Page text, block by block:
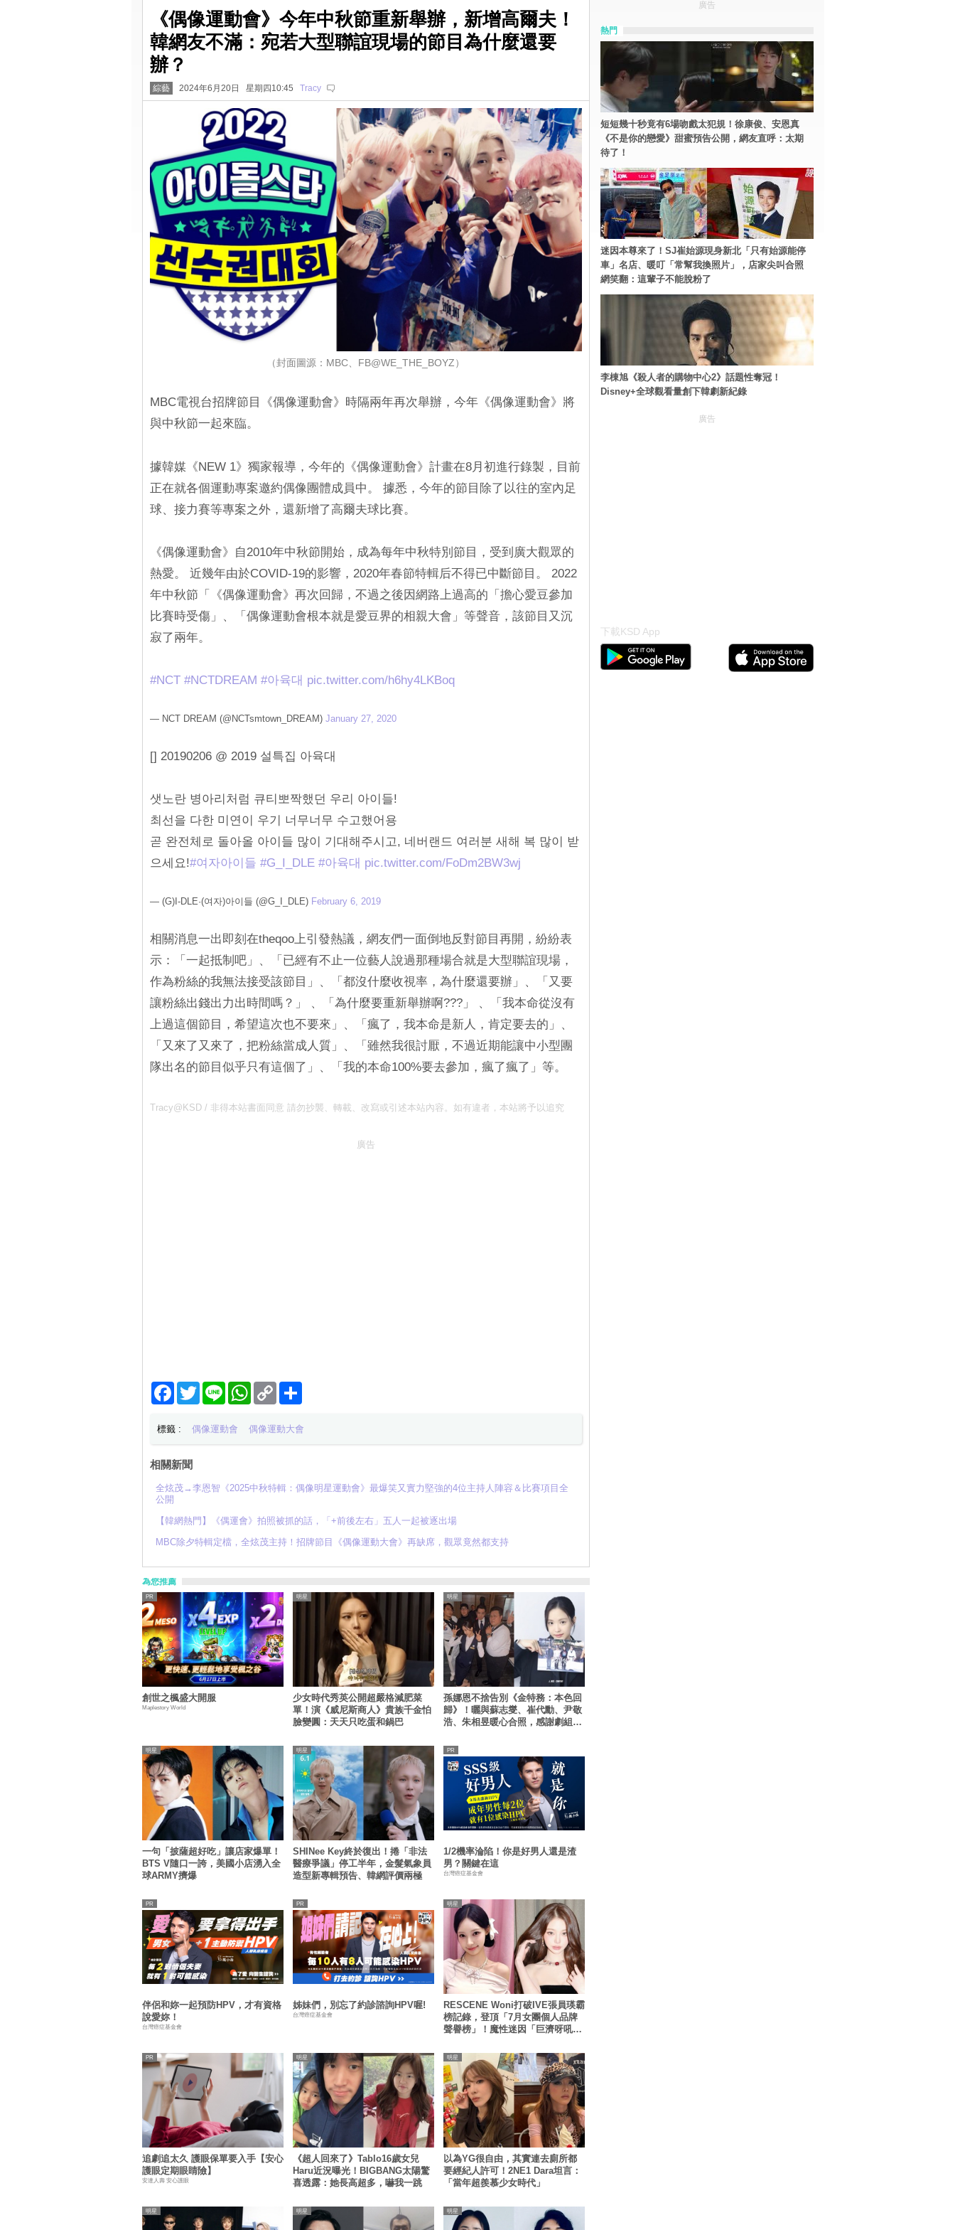
《偶像運動會》今年中秋節重新舉辦，新增高爾夫！
韓網友不滿：宛若大型聯誼現場的節目為什麼還要
辦？
綜藝 2024年6月20日 星期四10:45 Tracy
（封面圖源：MBC、FB@WE_THE_BOYZ）
MBC電視台招牌節目《偶像運動會》時隔兩年再次舉辦，今年《偶像運動會》將
與中秋節一起來臨。
據韓媒《NEW 1》獨家報導，今年的《偶像運動會》計畫在8月初進行錄製，目前
正在就各個運動專案邀約偶像團體成員中。 據悉，今年的節目除了以往的室內足
球、接力賽等專案之外，還新增了高爾夫球比賽。
《偶像運動會》自2010年中秋節開始，成為每年中秋特別節目，受到廣大觀眾的
熱愛。 近幾年由於COVID-19的影響，2020年春節特輯后不得已中斷節目。 2022
年中秋節「《偶像運動會》再次回歸，不過之後因網路上過高的「擔心愛豆參加
比賽時受傷」、「偶像運動會根本就是愛豆界的相親大會」等聲音，該節目又沉
寂了兩年。
#NCT #NCTDREAM #아육대 pic.twitter.com/h6hy4LKBoq
— NCT DREAM (@NCTsmtown_DREAM) January 27, 2020
[] 20190206 @ 2019 설특집 아육대
샛노란 병아리처럼 큐티뽀짝했던 우리 아이들!
최선을 다한 미연이 우기 너무너무 수고했어용
곧 완전체로 돌아올 아이들 많이 기대해주시고, 네버랜드 여러분 새해 복 많이 받
으세요!#여자아이들 #G_I_DLE #아육대 pic.twitter.com/FoDm2BW3wj
— (G)I-DLE·(여자)아이들 (@G_I_DLE) February 6, 2019
相關消息一出即刻在theqoo上引發熱議，網友們一面倒地反對節目再開，紛紛表
示：「一起抵制吧」、「已經有不止一位藝人說過那種場合就是大型聯誼現場，
作為粉絲的我無法接受該節目」、「都沒什麼收視率，為什麼還要辦」、「又要
讓粉絲出錢出力出時間嗎？」 、「為什麼要重新舉辦啊???」 、「我本命從沒有
上過這個節目，希望這次也不要來」、「瘋了，我本命是新人，肯定要去的」、
「又來了又來了，把粉絲當成人質」、「雖然我很討厭，不過近期能讓中小型團
隊出名的節目似乎只有這個了」、「我的本命100%要去參加，瘋了瘋了」等。
Tracy@KSD / 非得本站書面同意 請勿抄襲、轉載、改寫或引述本站內容。如有違者，本站將予以追究
廣告
Facebook
TwitterLine WhatsApp
Copy
Link
分
標籤 : 偶像運動會 偶像運動大會
相關新聞
全炫茂→李恩智《2025中秋特輯：偶像明星運動會》最爆笑又實力堅強的4位主持人陣容＆比賽項目全
公開
【韓網熱門】《偶運會》拍照被抓的話，「+前後左右」五人一起被逐出場
MBC除夕特輯定檔，全炫茂主持！招牌節目《偶像運動大會》再缺席，觀眾竟然都支持
為您推薦
創世之楓盛大開服
Maplestory World
少女時代秀英公開超嚴格減肥菜
單！演《威尼斯商人》貴族千金怕
臉變圓：天天只吃蛋和鍋巴
明星
孫娜恩不捨告別《金特務：本色回
歸》！曬與蘇志燮、崔代勳、尹敬
浩、朱相昱暖心合照，感謝劇組與
明星
一句「披薩超好吃」讓店家爆單！
BTS V隨口一誇，美國小店湧入全
球ARMY擠爆
明星
SHINee Key終於復出！捲「非法
醫療爭議」停工半年，金髮氣象員
造型新專輯預告、韓網評價兩極
明星
1/2機率淪陷！你是好男人還是渣
男？關鍵在這
台灣癌症基金會
伴侶和妳一起預防HPV，才有資格
說愛妳！
台灣癌症基金會
姊妹們，別忘了約診諮詢HPV喔!
台灣癌症基金會
RESCENE Woni打破IVE張員瑛霸
榜記錄，登頂「7月女團個人品牌
聲譽榜」！魔性迷因「巨濟呀吼」
明星
追劇追太久 護眼保單要入手【安心
護眼定期眼睛險】
安達人壽 安心護眼
《超人回來了》Tablo16歲女兒
Haru近況曝光！BIGBANG太陽驚
喜透露：她長高超多，嚇我一跳
明星
以為YG很自由，其實連去廁所都
要經紀人許可！2NE1 Dara坦言：
「當年超羨慕少女時代」
明星
明星 明星 明星
廣告
熱門
短短幾十秒竟有6場吻戲太犯規！徐康俊、安恩真
《不是你的戀愛》甜蜜預告公開，網友直呼：太期
待了！
迷因本尊來了！SJ崔始源現身新北「只有始源能停
車」名店、暖叮「常幫我換照片」，店家尖叫合照
網笑翻：這輩子不能脫粉了
李棟旭《殺人者的購物中心2》話題性奪冠！
Disney+全球觀看量創下韓劇新紀錄
廣告
下載KSD App